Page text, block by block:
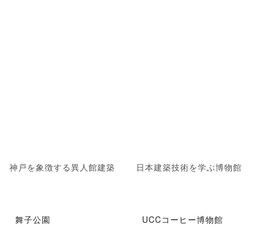
神戸を象徴する異人館建築 日本建築技術を学ぶ博物館
舞子公園 UCCコーヒー博物館